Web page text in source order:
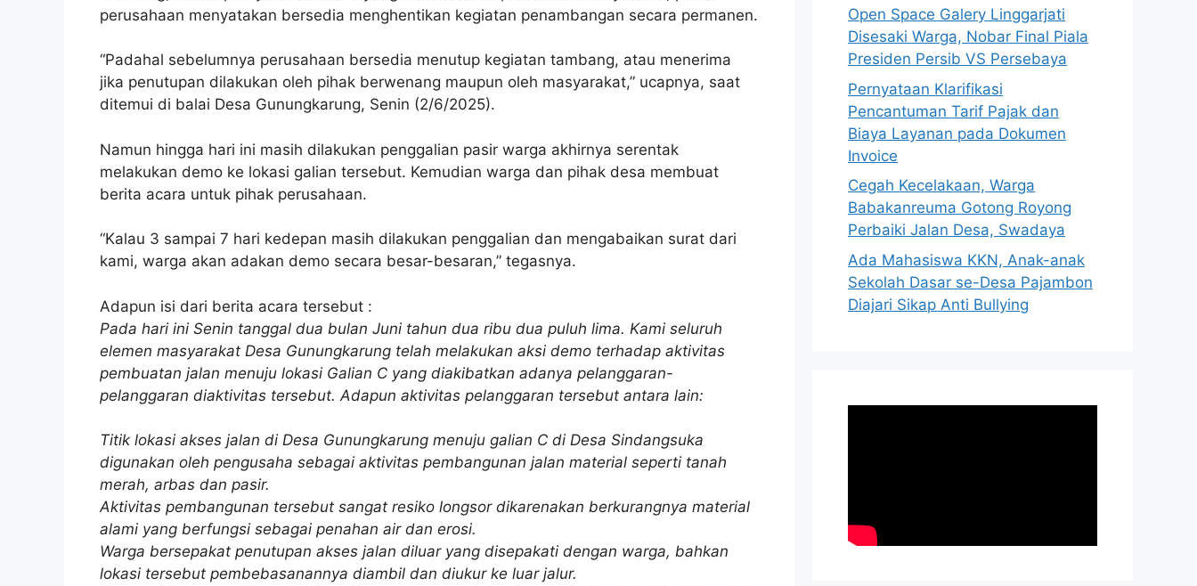
perusahaan menyatakan bersedia menghentikan kegiatan penambangan secara permanen.
“Padahal sebelumnya perusahaan bersedia menutup kegiatan tambang, atau menerima
jika penutupan dilakukan oleh pihak berwenang maupun oleh masyarakat,” ucapnya, saat
ditemui di balai Desa Gunungkarung, Senin (2/6/2025).
Namun hingga hari ini masih dilakukan penggalian pasir warga akhirnya serentak
melakukan demo ke lokasi galian tersebut. Kemudian warga dan pihak desa membuat
berita acara untuk pihak perusahaan.
“Kalau 3 sampai 7 hari kedepan masih dilakukan penggalian dan mengabaikan surat dari
kami, warga akan adakan demo secara besar-besaran,” tegasnya.
Adapun isi dari berita acara tersebut :
Pada hari ini Senin tanggal dua bulan Juni tahun dua ribu dua puluh lima. Kami seluruh
elemen masyarakat Desa Gunungkarung telah melakukan aksi demo terhadap aktivitas
pembuatan jalan menuju lokasi Galian C yang diakibatkan adanya pelanggaran-
pelanggaran diaktivitas tersebut. Adapun aktivitas pelanggaran tersebut antara lain:
Titik lokasi akses jalan di Desa Gunungkarung menuju galian C di Desa Sindangsuka
digunakan oleh pengusaha sebagai aktivitas pembangunan jalan material seperti tanah
merah, arbas dan pasir.
Aktivitas pembangunan tersebut sangat resiko longsor dikarenakan berkurangnya material
alami yang berfungsi sebagai penahan air dan erosi.
Warga bersepakat penutupan akses jalan diluar yang disepakati dengan warga, bahkan
lokasi tersebut pembebasanannya diambil dan diukur ke luar jalur.
Open Space Galery Linggarjati
Disesaki Warga, Nobar Final Piala
Presiden Persib VS Persebaya
Pernyataan Klarifikasi
Pencantuman Tarif Pajak dan
Biaya Layanan pada Dokumen
Invoice
Cegah Kecelakaan, Warga
Babakanreuma Gotong Royong
Perbaiki Jalan Desa, Swadaya
Ada Mahasiswa KKN, Anak-anak
Sekolah Dasar se-Desa Pajambon
Diajari Sikap Anti Bullying